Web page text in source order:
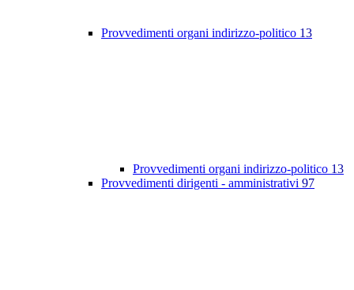
Provvedimenti organi indirizzo-politico 13
Provvedimenti organi indirizzo-politico 13
Provvedimenti dirigenti - amministrativi 97